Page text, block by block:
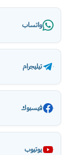
واتساب
تيليجرام
فيسبوك
يوتيوب